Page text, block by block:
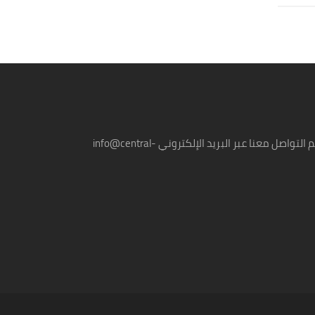
لمقترحاتكم وإستفساراتكم يمكنكم التواصل معنا عبر البريد الإلكتروني info@central-